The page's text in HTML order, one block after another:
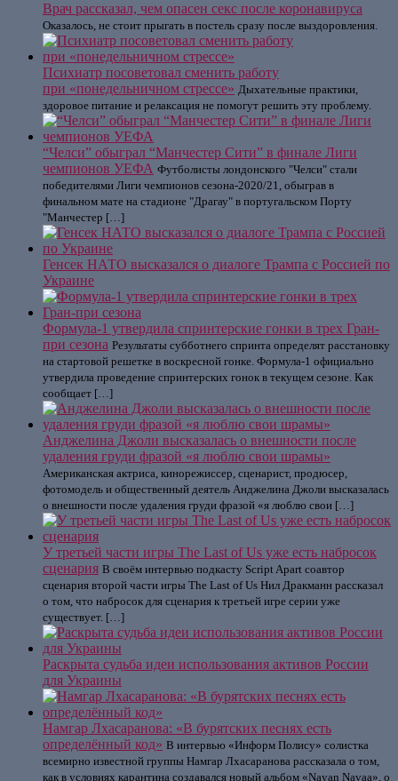
Врач рассказал, чем опасен секс после коронавируса
Оказалось, не стоит прыгать в постель сразу после выздоровления.
Психиатр посоветовал сменить работу
при «понедельничном стрессе» Дыхательные практики,
здоровое питание и релаксация не помогут решить эту проблему.
“Челси” обыграл “Манчестер Сити” в финале Лиги
чемпионов УЕФА Футболисты лондонского "Челси" стали
победителями Лиги чемпионов сезона-2020/21, обыграв в
финальном мате на стадионе "Драгау" в португальском Порту
"Манчестер […]
Генсек НАТО высказался о диалоге Трампа с Россией по
Украине
Формула-1 утвердила спринтерские гонки в трех Гран-
при сезона Результаты субботнего спринта определят расстановку
на стартовой решетке в воскресной гонке. Формула-1 официально
утвердила проведение спринтерских гонок в текущем сезоне. Как
сообщает […]
Анджелина Джоли высказалась о внешности после
удаления груди фразой «я люблю свои шрамы»
Американская актриса, кинорежиссер, сценарист, продюсер,
фотомодель и общественный деятель Анджелина Джоли высказалась
о внешности после удаления груди фразой «я люблю свои […]
У третьей части игры The Last of Us уже есть набросок
сценария В своём интервью подкасту Script Apart соавтор
сценария второй части игры The Last of Us Нил Дракманн рассказал
о том, что набросок для сценария к третьей игре серии уже
существует. […]
Раскрыта судьба идеи использования активов России
для Украины
Намгар Лхасаранова: «В бурятских песнях есть
определённый код» В интервью «Информ Полису» солистка
всемирно известной группы Намгар Лхасаранова рассказала о том,
как в условиях карантина создавался новый альбом «Nayan Navaa», о